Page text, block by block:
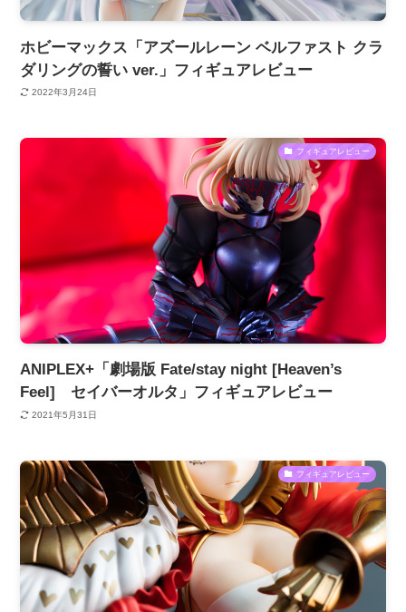
ホビーマックス「アズールレーン ベルファスト クラ
ダリングの誓い ver.」フィギュアレビュー
2022年3月24日
フィギュアレビュー
ANIPLEX+「劇場版 Fate/stay night [Heaven’s
Feel] セイバーオルタ」フィギュアレビュー
2021年5月31日
フィギュアレビュー